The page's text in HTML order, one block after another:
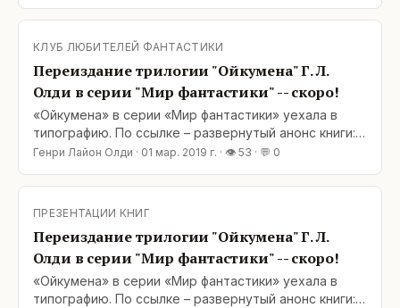
И эта серия не осталась в стороне. Пока что самое
разочаровывающее в ней – это то, что третья книга
еще не вышла. А в остальном события
КЛУБ ЛЮБИТЕЛЕЙ ФАНТАСТИКИ
Переиздание трилогии "Ойкумена" Г. Л.
Олди в серии "Мир фантастики" -- скоро!
«Ойкумена» в серии «Мир фантастики» уехала в
типографию. По ссылке – развернутый анонс книги:
https://www.fantlab.ru/
на всю Ойкумену: почти одновременно с отправкой
Генри Лайона
Генри Лайон Олди · 01 мар. 2019 г. · 👁 53 · 💬 0
ПРЕЗЕНТАЦИИ КНИГ
Переиздание трилогии "Ойкумена" Г. Л.
Олди в серии "Мир фантастики" -- скоро!
«Ойкумена» в серии «Мир фантастики» уехала в
типографию. По ссылке – развернутый анонс книги: